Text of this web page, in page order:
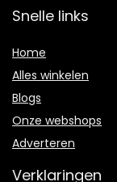
Snelle links
Home
Alles winkelen
Blogs
Onze webshops
Adverteren
Verklaringen